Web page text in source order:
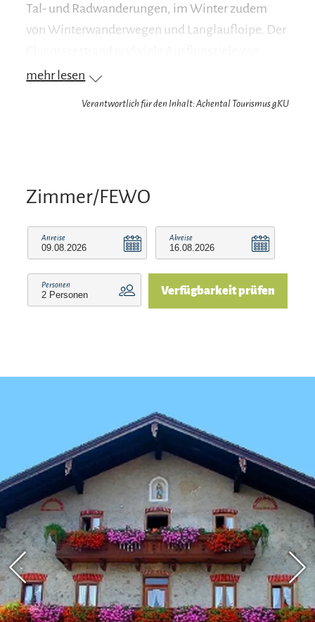
Tal- und Radwanderungen, im Winter zudem
von Winterwanderwegen und Langlaufloipe. Der
Salzburg und München sind durch unsere
mehr lesen
Verantwortlich für den Inhalt: Achental Tourismus gKU
Zimmer/FEWO
Anreise Abreise
Personen Verfügbarkeit prüfen